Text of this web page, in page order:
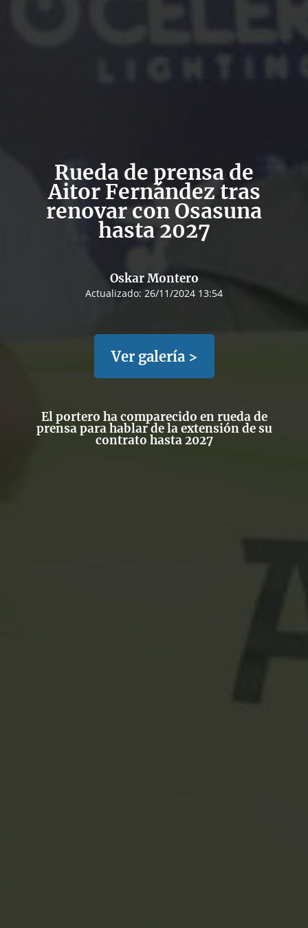
Rueda de prensa de
Aitor Fernández tras
renovar con Osasuna
hasta 2027
Oskar Montero
Actualizado: 26/11/2024 13:54
Ver galería >
El portero ha comparecido en rueda de
prensa para hablar de la extensión de su
contrato hasta 2027